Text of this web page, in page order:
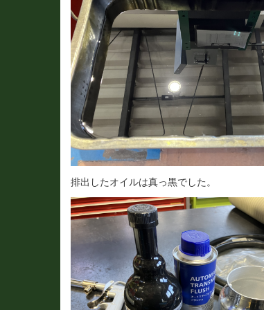
排出したオイルは真っ黒でした。